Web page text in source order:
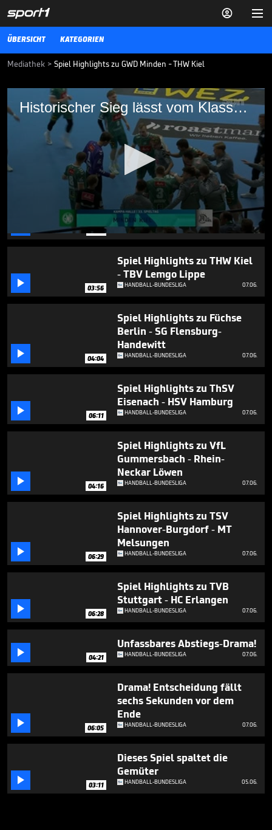


ÜBERSICHT KATEGORIEN
Mediathek > Spiel Highlights zu GWD Minden - THW Kiel
Historischer Sieg lässt vom Klassenerhalt träumen
0
seconds
minutes,
seconds
Historischer Sieg lässt vom Klassenerhalt
träumen
Spiel Highlights zu GWD Minden - THW Kiel
HANDBALL-BUNDESLIGA 04.06.26
04:12
Klassenerhalt! In diesem
Moment steht eine ganze
Halle Kopf
HANDBALL-BUNDESLIGA 07.06.
 03:56
Spiel Highlights zu THW Kiel
- TBV Lemgo Lippe
HANDBALL-BUNDESLIGA 07.06.
 04:04
Spiel Highlights zu Füchse
Berlin - SG Flensburg-
Handewitt
HANDBALL-BUNDESLIGA 07.06.
 06:11
Spiel Highlights zu ThSV
Eisenach - HSV Hamburg
HANDBALL-BUNDESLIGA 07.06.
 04:16
Spiel Highlights zu VfL
Gummersbach - Rhein-
Neckar Löwen
HANDBALL-BUNDESLIGA 07.06.
 06:29
Spiel Highlights zu TSV
Hannover-Burgdorf - MT
Melsungen
HANDBALL-BUNDESLIGA 07.06.
 06:28
Spiel Highlights zu TVB
Stuttgart - HC Erlangen
HANDBALL-BUNDESLIGA 07.06.
 04:21
Unfassbares Abstiegs-Drama!
HANDBALL-BUNDESLIGA 07.06.
 06:05
Drama! Entscheidung fällt
sechs Sekunden vor dem
Ende
HANDBALL-BUNDESLIGA 07.06.
 03:11
Dieses Spiel spaltet die
Gemüter
HANDBALL-BUNDESLIGA 05.06.